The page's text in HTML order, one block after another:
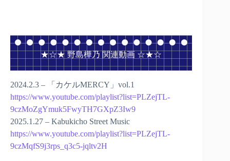
★☆★ 野島樺乃 関連動画 ☆★☆
2024.2.3 – 「カケルMERCY」vol.1
https://www.youtube.com/playlist?list=PLZejTL-
9czMoZgYmuk5FwyTH7GXpZ3Iw9
2025.1.27 – Kabukicho Street Music
https://www.youtube.com/playlist?list=PLZejTL-
9czMqfS9j3rps_q3c5-jqltv2H